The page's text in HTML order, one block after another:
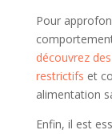
Pour
découvrez
restrictifs et
alimentation
Enfin, il est